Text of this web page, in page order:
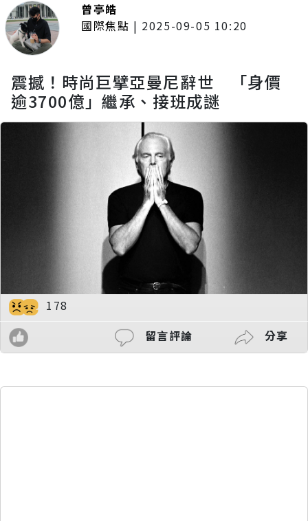
曾亭皓
國際焦點 | 2025-09-05 10:20
震撼！時尚巨擘亞曼尼辭世 「身價
逾3700億」繼承、接班成謎
178
留言評論
分享